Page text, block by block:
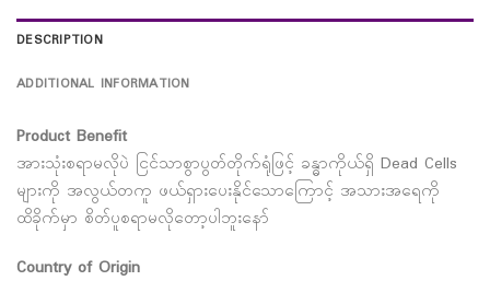
DESCRIPTION
ADDITIONAL INFORMATION
Product Benefit
အားသုံးစရာမလိုပဲ ငြင်သာစွာပွတ်တိုက်ရုံဖြင့် ခန္ဓာကိုယ်ရှိ Dead Cells
များကို အလွယ်တကူ ဖယ်ရှားပေးနိုင်သောကြောင့် အသားအရေကို
ထိခိုက်မှာ စိတ်ပူစရာမလိုတော့ပါဘူးနော်
Country of Origin